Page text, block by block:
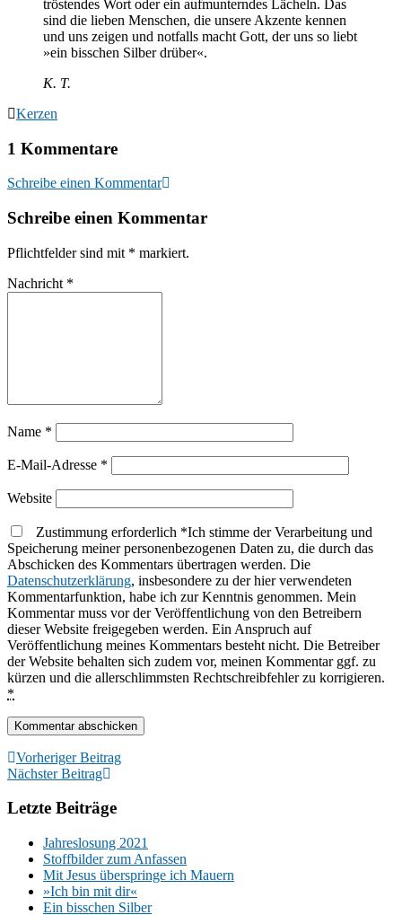
tröstendes Wort oder ein aufmunterndes Lächeln. Das
sind die lieben Menschen, die unsere Akzente kennen
und uns zeigen und notfalls macht Gott, der uns so liebt
»ein bisschen Silber drüber«.
K. T.
Kerzen
1 Kommentare
Schreibe einen Kommentar
Schreibe einen Kommentar
Pflichtfelder sind mit * markiert.
Nachricht *
Name *
E-Mail-Adresse *
Website
Zustimmung erforderlich *Ich stimme der Verarbeitung und
Speicherung meiner personenbezogenen Daten zu, die durch das
Abschicken des Kommentars übertragen werden. Die
Datenschutzerklärung, insbesondere zu der hier verwendeten
Kommentarfunktion, habe ich zur Kenntnis genommen. Mein
Kommentar muss vor der Veröffentlichung von den Betreibern
dieser Website freigegeben werden. Ein Anspruch auf
Veröffentlichung meines Kommentars besteht nicht. Die Betreiber
der Website behalten sich zudem vor, meinen Kommentar ggf. zu
kürzen und die allerschlimmsten Rechtschreibfehler zu korrigieren.
*
Vorheriger Beitrag
Nächster Beitrag
Letzte Beiträge
Jahreslosung 2021
Stoffbilder zum Anfassen
Mit Jesus überspringe ich Mauern
»Ich bin mit dir«
Ein bisschen Silber